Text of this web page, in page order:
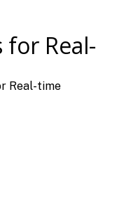
Real-
Real-time